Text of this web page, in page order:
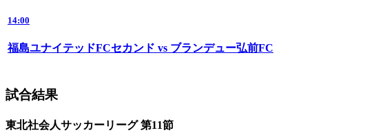
14:00
福島ユナイテッドFCセカンド vs ブランデュー弘前FC
試合結果
東北社会人サッカーリーグ 第11節